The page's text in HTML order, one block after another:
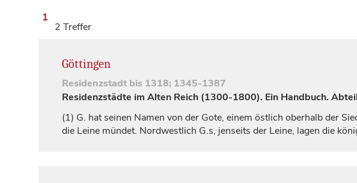
1
2 Treffer
Göttingen
Residenzstadt bis 1318; 1345-1387
Residenzstädte im Alten Reich (1300-1800). Ein Handbuch.
(1) G. hat seinen Namen von der Gote, einem östlich oberhalb der
die Leine mündet. Nordwestlich G.s, jenseits der Leine, lagen die